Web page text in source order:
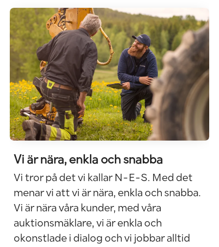
Vi är nära, enkla och snabba
Vi tror på det vi kallar N-E-S. Med det
menar vi att vi är nära, enkla och snabba.
Vi är nära våra kunder, med våra
auktionsmäklare, vi är enkla och
okonstlade i dialog och vi jobbar alltid